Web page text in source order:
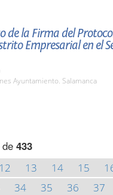
de la Firma del
Empresarial en el
Ayuntamiento. Salamanca
de 433
12 13 14 15
34 35 36 37